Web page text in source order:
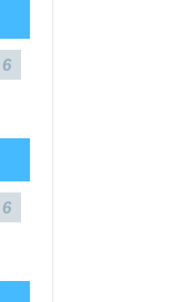
6
6